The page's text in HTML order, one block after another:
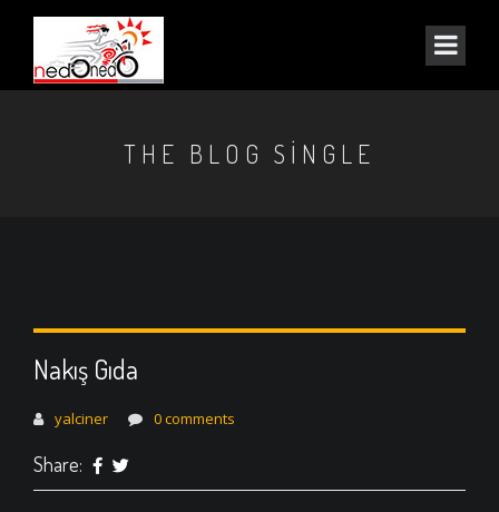
THE BLOG SINGLE
Nakış Gıda
yalciner 0 comments
Share: